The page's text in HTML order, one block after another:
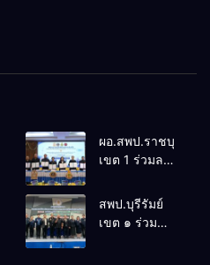
ผอ.สพป.ราชบุรี
เขต 1 ร่วมลง
ตกลงความ
ร่วมมือขับ
สพป.บุรีรัมย์
เขต ๑ ร่วม